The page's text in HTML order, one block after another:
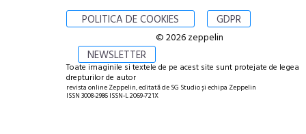
POLITICA DE COOKIES GDPR
NEWSLETTER
© 2026 zeppelin
Toate imaginile si textele de pe acest site sunt protejate de legea
drepturilor de autor
revista online Zeppelin, editată de SG Studio și echipa Zeppelin
ISSN 3008-2986 ISSN-L 2069-721X